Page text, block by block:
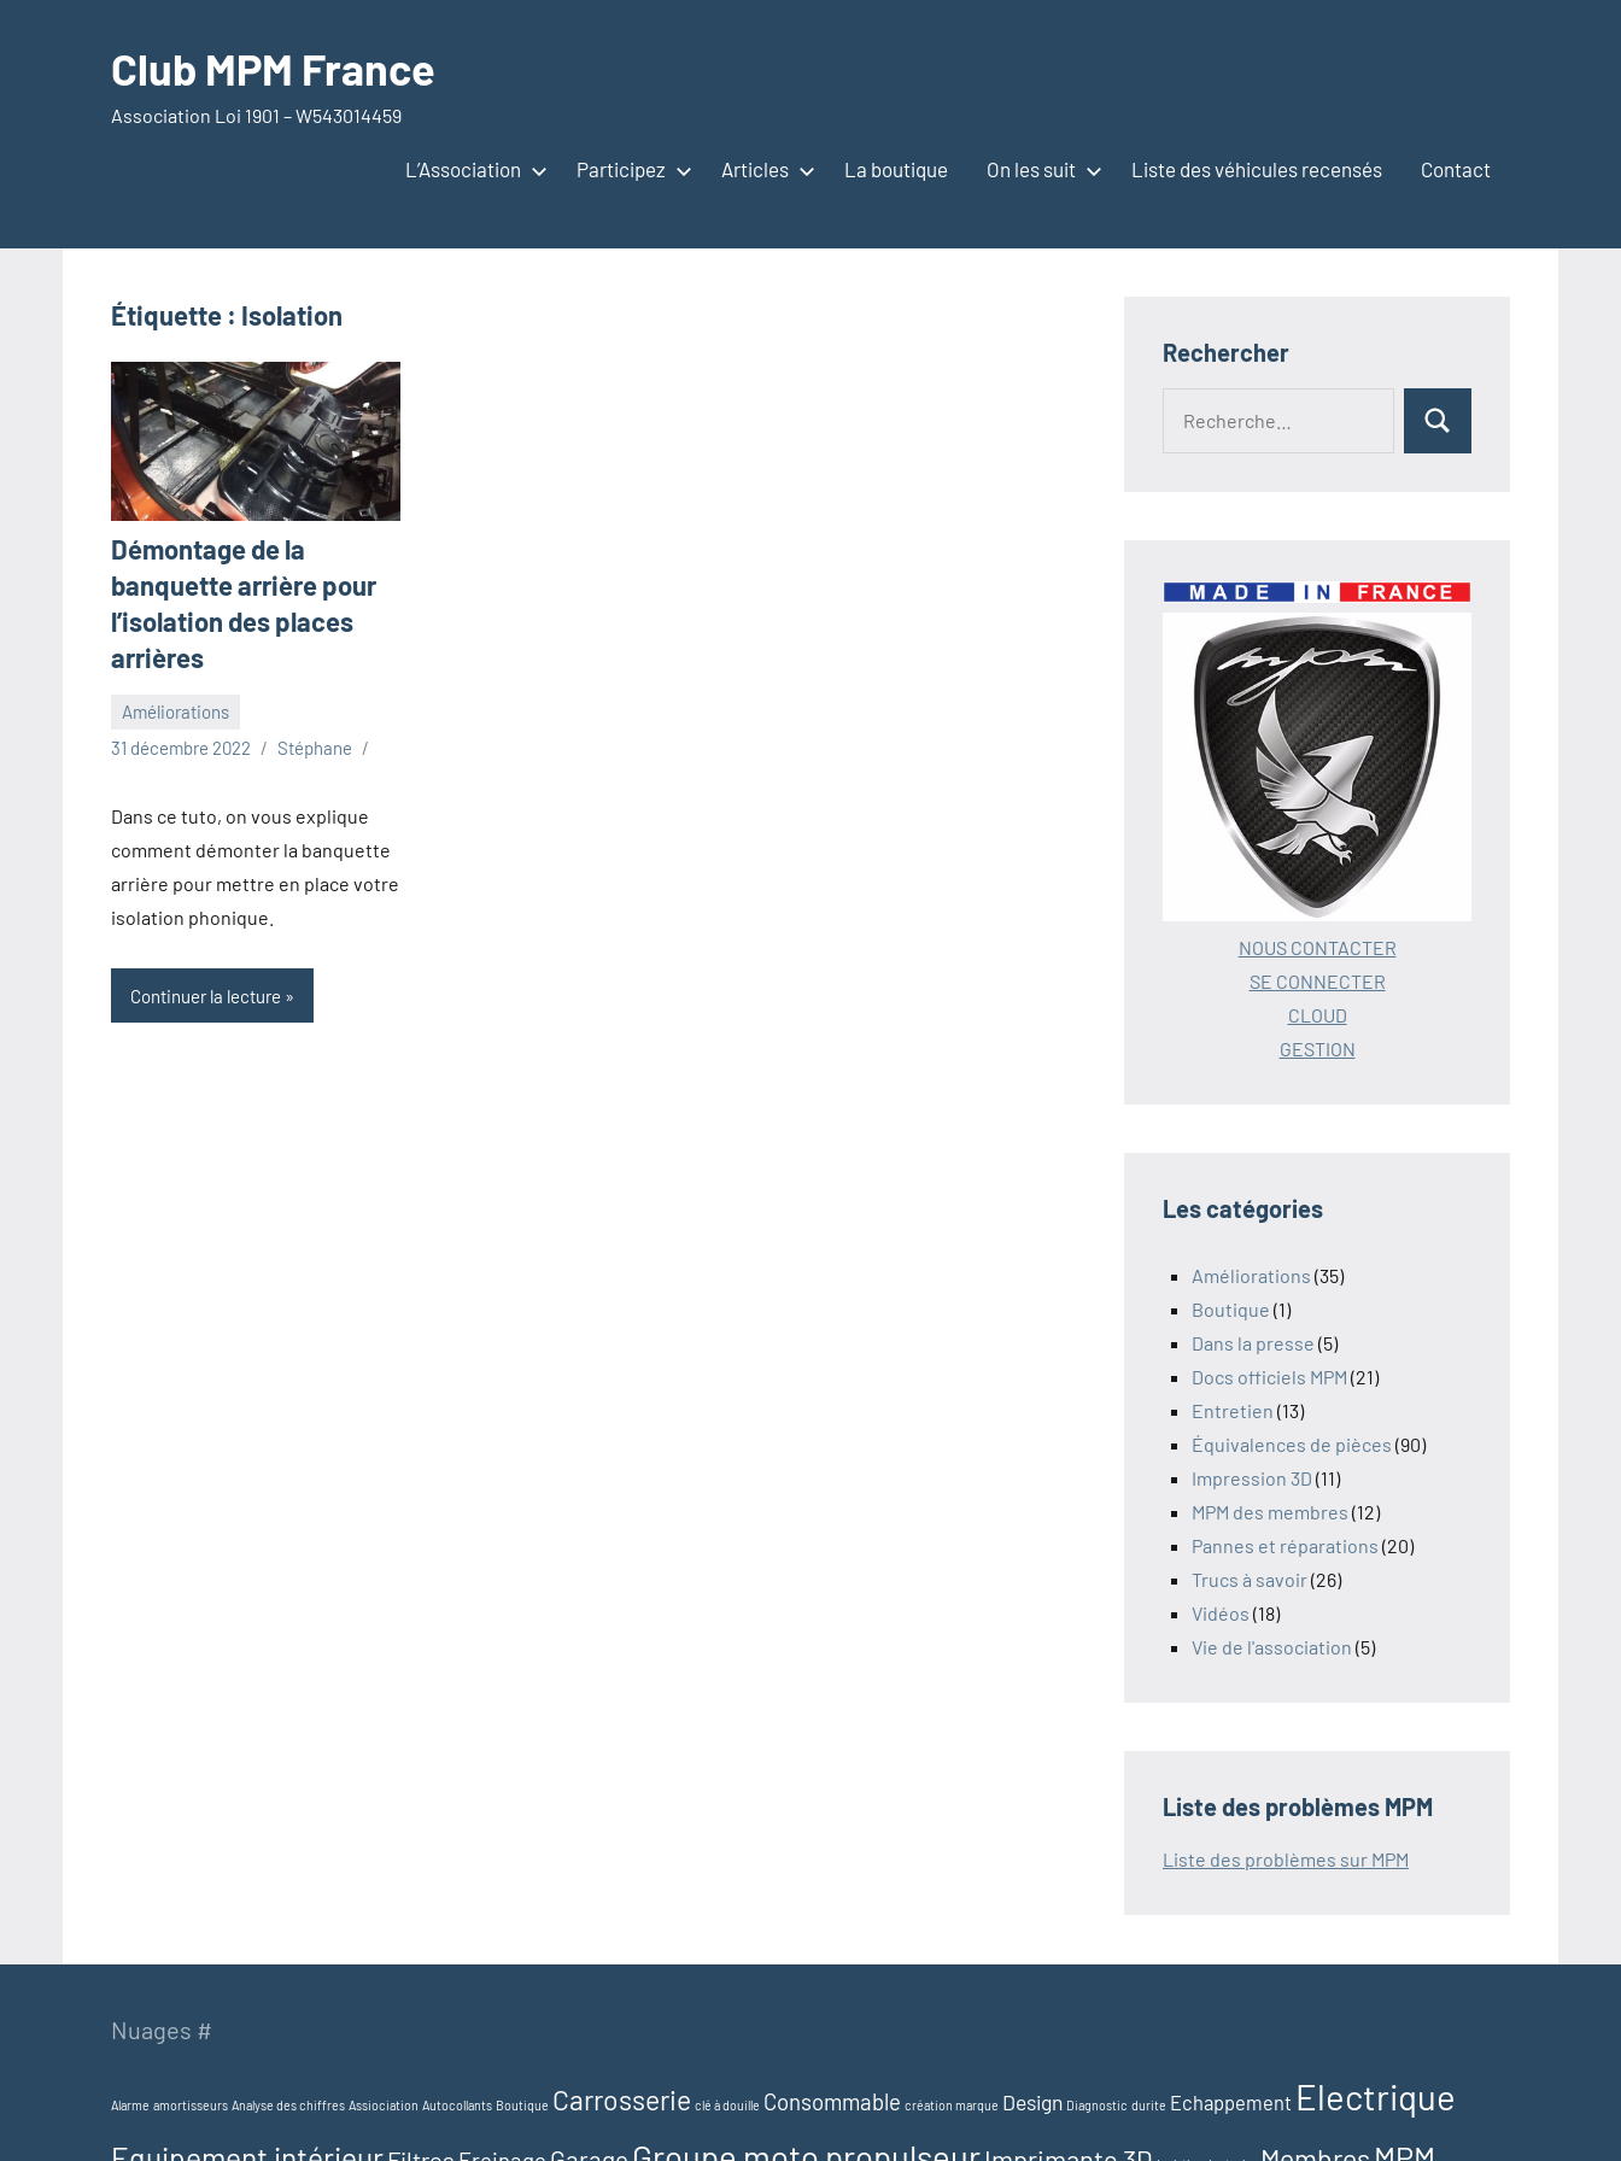
Club MPM France
Association Loi 1901 – W543014459
L’Association Participez Articles La boutique On les suit Liste des véhicules recensés Contact
Étiquette : Isolation
Démontage de la
banquette arrière pour
l’isolation des places
arrières
Améliorations
31 décembre 2022
Stéphane
Dans ce tuto, on vous explique
comment démonter la banquette
arrière pour mettre en place votre
isolation phonique.
Continuer la lecture
Rechercher
Rechercher
NOUS CONTACTER
SE CONNECTER
CLOUD
GESTION
Les catégories
Améliorations (35)
Boutique (1)
Dans la presse (5)
Docs officiels MPM (21)
Entretien (13)
Équivalences de pièces (90)
Impression 3D (11)
MPM des membres (12)
Pannes et réparations (20)
Trucs à savoir(26)
Vidéos (18)
Vie de l'association (5)
Liste des problèmes MPM
Liste des problèmes sur MPM
Nuages #
Alarme amortisseurs Analyse des chiffres Assiociation Autocollants Boutique Carrosserie clé à douille Consommable création marque Design Diagnostic durite Echappement Electrique